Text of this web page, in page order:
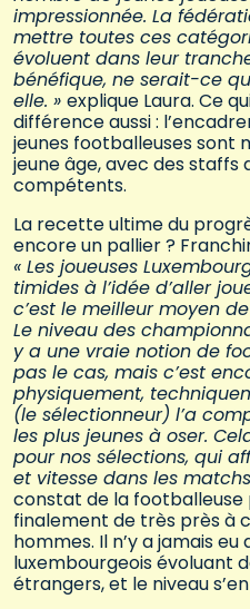
impressionnée. La
mettre toutes ces
évoluent dans leur
bénéfique, ne serait-ce
elle. » explique Laura. Ce
différence aussi :
jeunes footballeuses sont
jeune âge, avec des staffs
compétents.
La recette ultime du
encore un pallier ?
« Les joueuses
timides à l’idée d’aller
c’est le meilleur moyen
Le niveau des
y a une vraie notion de
pas le cas, mais c’est
physiquement,
(le sélectionneur) l’a
les plus jeunes à oser.
pour nos sélections, qui
et vitesse dans les
constat de la
finalement de très près à
hommes. Il n’y a jamais
luxembourgeois évoluant
étrangers, et le niveau